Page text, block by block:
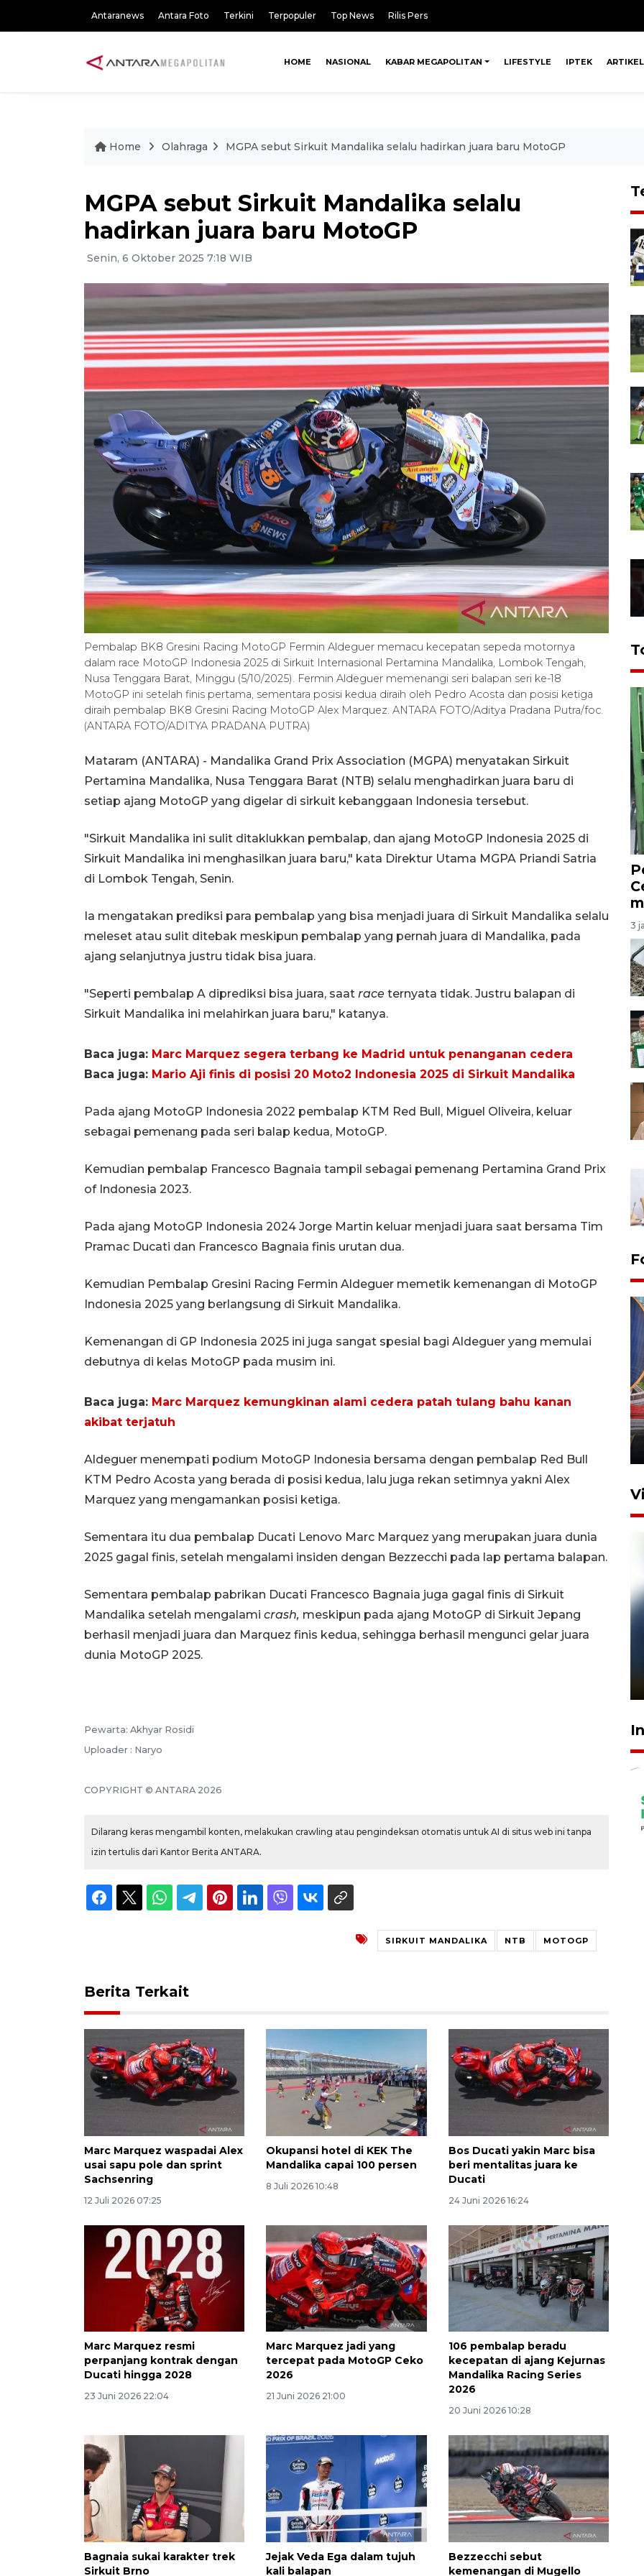
Antaranews Antara Foto Terkini Terpopuler Top News Rilis Pers
HOME NASIONAL KABAR MEGAPOLITAN LIFESTYLE IPTEK ARTIKEL
Home Olahraga MGPA sebut Sirkuit Mandalika selalu hadirkan juara baru MotoGP
MGPA sebut Sirkuit Mandalika selalu
hadirkan juara baru MotoGP
Senin, 6 Oktober 2025 7:18 WIB
Pembalap BK8 Gresini Racing MotoGP Fermin Aldeguer memacu kecepatan sepeda motornya
dalam race MotoGP Indonesia 2025 di Sirkuit Internasional Pertamina Mandalika, Lombok Tengah,
Nusa Tenggara Barat, Minggu (5/10/2025). Fermin Aldeguer memenangi seri balapan seri ke-18
MotoGP ini setelah finis pertama, sementara posisi kedua diraih oleh Pedro Acosta dan posisi ketiga
diraih pembalap BK8 Gresini Racing MotoGP Alex Marquez. ANTARA FOTO/Aditya Pradana Putra/foc.
(ANTARA FOTO/ADITYA PRADANA PUTRA)
Mataram (ANTARA) - Mandalika Grand Prix Association (MGPA) menyatakan Sirkuit
Pertamina Mandalika, Nusa Tenggara Barat (NTB) selalu menghadirkan juara baru di
setiap ajang MotoGP yang digelar di sirkuit kebanggaan Indonesia tersebut.
"Sirkuit Mandalika ini sulit ditaklukkan pembalap, dan ajang MotoGP Indonesia 2025 di
Sirkuit Mandalika ini menghasilkan juara baru," kata Direktur Utama MGPA Priandi Satria
di Lombok Tengah, Senin.
Ia mengatakan prediksi para pembalap yang bisa menjadi juara di Sirkuit Mandalika selalu
meleset atau sulit ditebak meskipun pembalap yang pernah juara di Mandalika, pada
ajang selanjutnya justru tidak bisa juara.
"Seperti pembalap A diprediksi bisa juara, saat race ternyata tidak. Justru balapan di
Sirkuit Mandalika ini melahirkan juara baru," katanya.
Baca juga: Marc Marquez segera terbang ke Madrid untuk penanganan cedera
Baca juga: Mario Aji finis di posisi 20 Moto2 Indonesia 2025 di Sirkuit Mandalika
Pada ajang MotoGP Indonesia 2022 pembalap KTM Red Bull, Miguel Oliveira, keluar
sebagai pemenang pada seri balap kedua, MotoGP.
Kemudian pembalap Francesco Bagnaia tampil sebagai pemenang Pertamina Grand Prix
of Indonesia 2023.
Pada ajang MotoGP Indonesia 2024 Jorge Martin keluar menjadi juara saat bersama Tim
Pramac Ducati dan Francesco Bagnaia finis urutan dua.
Kemudian Pembalap Gresini Racing Fermin Aldeguer memetik kemenangan di MotoGP
Indonesia 2025 yang berlangsung di Sirkuit Mandalika.
Kemenangan di GP Indonesia 2025 ini juga sangat spesial bagi Aldeguer yang memulai
debutnya di kelas MotoGP pada musim ini.
Baca juga: Marc Marquez kemungkinan alami cedera patah tulang bahu kanan
akibat terjatuh
Aldeguer menempati podium MotoGP Indonesia bersama dengan pembalap Red Bull
KTM Pedro Acosta yang berada di posisi kedua, lalu juga rekan setimnya yakni Alex
Marquez yang mengamankan posisi ketiga.
Sementara itu dua pembalap Ducati Lenovo Marc Marquez yang merupakan juara dunia
2025 gagal finis, setelah mengalami insiden dengan Bezzecchi pada lap pertama balapan.
Sementara pembalap pabrikan Ducati Francesco Bagnaia juga gagal finis di Sirkuit
Mandalika setelah mengalami crash, meskipun pada ajang MotoGP di Sirkuit Jepang
berhasil menjadi juara dan Marquez finis kedua, sehingga berhasil mengunci gelar juara
dunia MotoGP 2025.
Pewarta: Akhyar Rosidi
Uploader : Naryo
COPYRIGHT © ANTARA 2026
Dilarang keras mengambil konten, melakukan crawling atau pengindeksan otomatis untuk AI di situs web ini tanpa
izin tertulis dari Kantor Berita ANTARA.
SIRKUIT MANDALIKA NTB MOTOGP
Berita Terkait
Marc Marquez waspadai Alex
usai sapu pole dan sprint
Sachsenring
12 Juli 2026 07:25
Okupansi hotel di KEK The
Mandalika capai 100 persen
8 Juli 2026 10:48
Bos Ducati yakin Marc bisa
beri mentalitas juara ke
Ducati
24 Juni 2026 16:24
Marc Marquez resmi
perpanjang kontrak dengan
Ducati hingga 2028
23 Juni 2026 22:04
Marc Marquez jadi yang
tercepat pada MotoGP Ceko
2026
21 Juni 2026 21:00
106 pembalap beradu
kecepatan di ajang Kejurnas
Mandalika Racing Series
2026
20 Juni 2026 10:28
Bagnaia sukai karakter trek
Sirkuit Brno
Jejak Veda Ega dalam tujuh
kali balapan
Bezzecchi sebut
kemenangan di Mugello
3
Komisi V DPR tinjau
perlintasan sebidang di
Pelanggan Filaha Farm setia